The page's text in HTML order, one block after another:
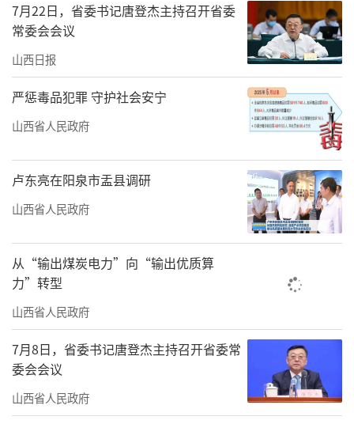
7月22日，省委书记唐登杰主持召开省委
常委会会议
山西日报
严惩毒品犯罪 守护社会安宁
山西省人民政府
卢东亮在阳泉市盂县调研
山西省人民政府
从“输出煤炭电力”向“输出优质算
力”转型
山西省人民政府
7月8日，省委书记唐登杰主持召开省委常
委会会议
山西省人民政府